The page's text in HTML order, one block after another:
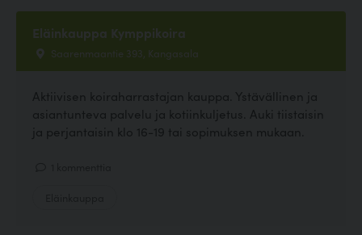
Eläinkauppa Kymppikoira
Saarenmaantie 393, Kangasala
Aktiivisen koiraharrastajan kauppa. Ystävällinen ja
asiantunteva palvelu ja kotiinkuljetus. Auki tiistaisin
ja perjantaisin klo 16-19 tai sopimuksen mukaan.